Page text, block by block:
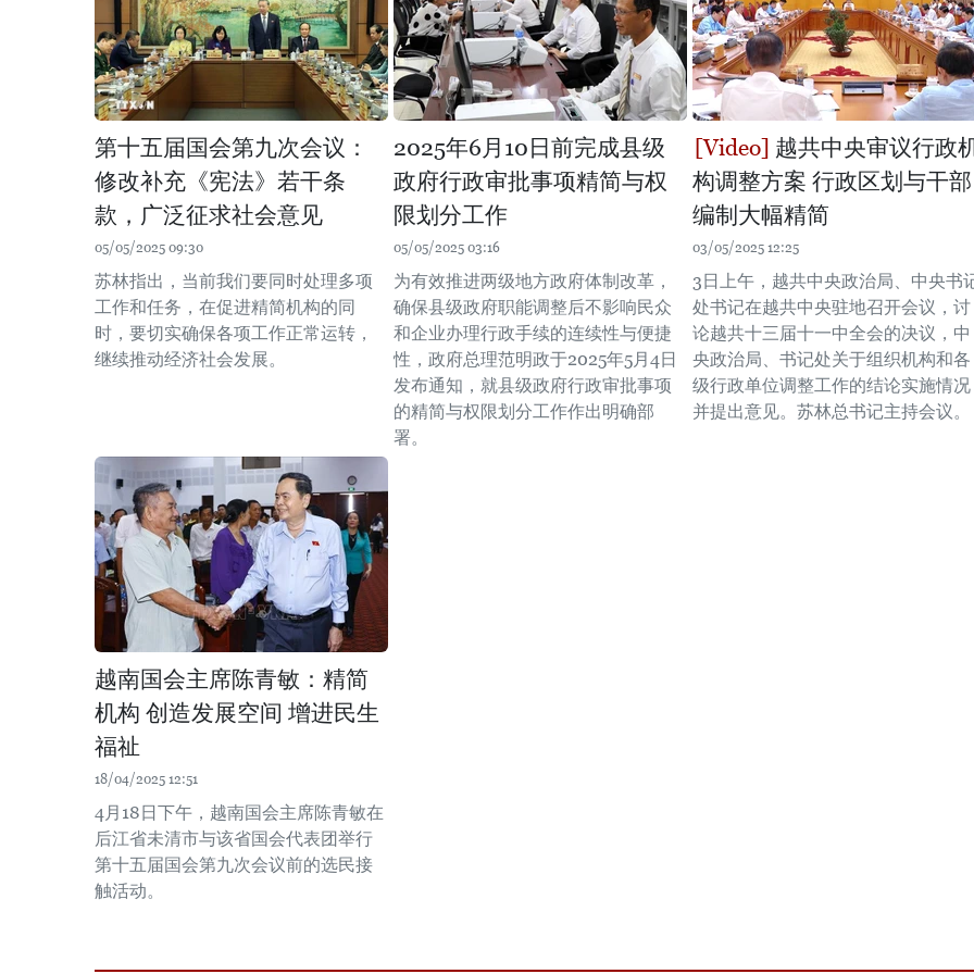
第十五届国会第九次会议：
修改补充《宪法》若干条
款，广泛征求社会意见
05/05/2025 09:30
苏林指出，当前我们要同时处理多项
工作和任务，在促进精简机构的同
时，要切实确保各项工作正常运转，
继续推动经济社会发展。
2025年6月10日前完成县级
政府行政审批事项精简与权
限划分工作
05/05/2025 03:16
为有效推进两级地方政府体制改革，
确保县级政府职能调整后不影响民众
和企业办理行政手续的连续性与便捷
性，政府总理范明政于2025年5月4日
发布通知，就县级政府行政审批事项
的精简与权限划分工作作出明确部
署。
越共中央审议行政
构调整方案 行政区划与干部
编制大幅精简
03/05/2025 12:25
3日上午，越共中央政治局、中央书
处书记在越共中央驻地召开会议，讨
论越共十三届十一中全会的决议，中
央政治局、书记处关于组织机构和各
级行政单位调整工作的结论实施情况
并提出意见。苏林总书记主持会议。
越南国会主席陈青敏：精简
机构 创造发展空间 增进民生
福祉
18/04/2025 12:51
4月18日下午，越南国会主席陈青敏在
后江省未清市与该省国会代表团举行
第十五届国会第九次会议前的选民接
触活动。